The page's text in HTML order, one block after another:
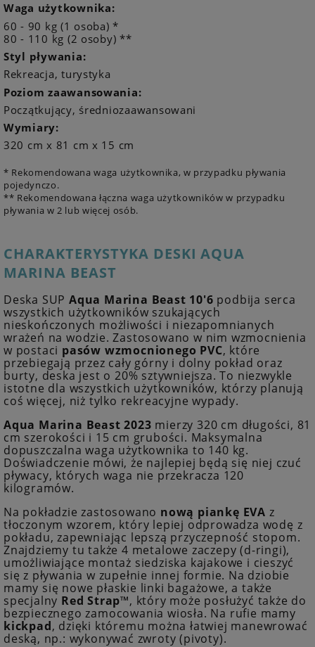
Waga użytkownika:
60 - 90 kg (1 osoba) *
80 - 110 kg (2 osoby) **
Styl pływania:
Rekreacja, turystyka
Poziom zaawansowania:
Początkujący, średniozaawansowani
Wymiary:
320 cm x 81 cm x 15 cm
* Rekomendowana waga użytkownika, w przypadku pływania
pojedynczo.
** Rekomendowana łączna waga użytkowników w przypadku
pływania w 2 lub więcej osób.
CHARAKTERYSTYKA DESKI AQUA
MARINA BEAST
Deska SUP Aqua Marina Beast 10'6 podbija serca
wszystkich użytkowników szukających
nieskończonych możliwości i niezapomnianych
wrażeń na wodzie. Zastosowano w nim wzmocnienia
w postaci pasów wzmocnionego PVC, które
przebiegają przez cały górny i dolny pokład oraz
burty, deska jest o 20% sztywniejsza. To niezwykle
istotne dla wszystkich użytkowników, którzy planują
coś więcej, niż tylko rekreacyjne wypady.
Aqua Marina Beast 2023 mierzy 320 cm długości, 81
cm szerokości i 15 cm grubości. Maksymalna
dopuszczalna waga użytkownika to 140 kg.
Doświadczenie mówi, że najlepiej będą się niej czuć
pływacy, których waga nie przekracza 120
kilogramów.
Na pokładzie zastosowano nową piankę EVA z
tłoczonym wzorem, który lepiej odprowadza wodę z
pokładu, zapewniając lepszą przyczepność stopom.
Znajdziemy tu także 4 metalowe zaczepy (d-ringi),
umożliwiające montaż siedziska kajakowe i cieszyć
się z pływania w zupełnie innej formie. Na dziobie
mamy się nowe płaskie linki bagażowe, a także
specjalny Red Strap™, który może posłużyć także do
bezpiecznego zamocowania wiosła. Na rufie mamy
kickpad, dzięki któremu można łatwiej manewrować
deską, np.: wykonywać zwroty (pivoty).